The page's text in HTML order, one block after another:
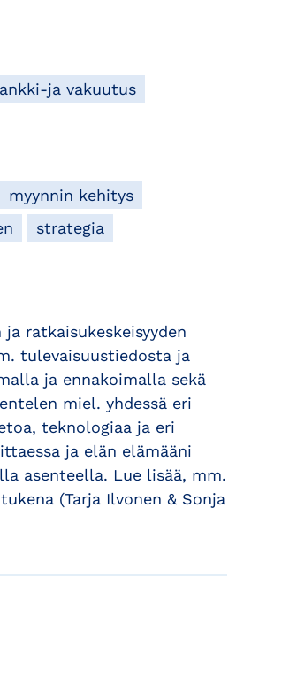
ja vakuutus
myynnin kehitys
strategia
ratkaisukeskeisyyden
tulevaisuustiedosta ja
ja ennakoimalla sekä
miel. yhdessä eri
teknologiaa ja eri
ja elän elämääni
asenteella. Lue lisää, mm.
(Tarja Ilvonen & Sonja